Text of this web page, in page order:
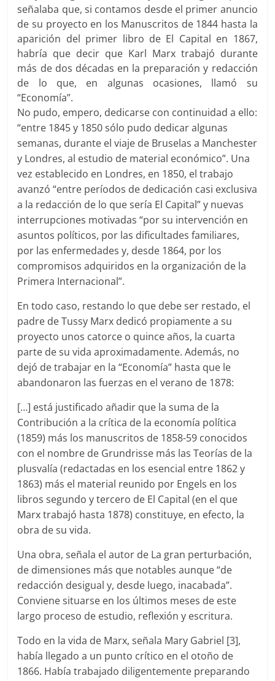
señalaba que, si contamos desde el primer anuncio
de su proyecto en los Manuscritos de 1844 hasta la
aparición del primer libro de El Capital en 1867,
habría que decir que Karl Marx trabajó durante
más de dos décadas en la preparación y redacción
de lo que, en algunas ocasiones, llamó su
“Economía”.
No pudo, empero, dedicarse con continuidad a ello:
“entre 1845 y 1850 sólo pudo dedicar algunas
semanas, durante el viaje de Bruselas a Manchester
y Londres, al estudio de material económico”. Una
vez establecido en Londres, en 1850, el trabajo
avanzó “entre períodos de dedicación casi exclusiva
a la redacción de lo que sería El Capital” y nuevas
interrupciones motivadas “por su intervención en
asuntos políticos, por las dificultades familiares,
por las enfermedades y, desde 1864, por los
compromisos adquiridos en la organización de la
Primera Internacional”.
En todo caso, restando lo que debe ser restado, el
padre de Tussy Marx dedicó propiamente a su
proyecto unos catorce o quince años, la cuarta
parte de su vida aproximadamente. Además, no
dejó de trabajar en la “Economía” hasta que le
abandonaron las fuerzas en el verano de 1878:
[…] está justificado añadir que la suma de la
Contribución a la crítica de la economía política
(1859) más los manuscritos de 1858-59 conocidos
con el nombre de Grundrisse más las Teorías de la
plusvalía (redactadas en los esencial entre 1862 y
1863) más el material reunido por Engels en los
libros segundo y tercero de El Capital (en el que
Marx trabajó hasta 1878) constituye, en efecto, la
obra de su vida.
Una obra, señala el autor de La gran perturbación,
de dimensiones más que notables aunque “de
redacción desigual y, desde luego, inacabada”.
Conviene situarse en los últimos meses de este
largo proceso de estudio, reflexión y escritura.
Todo en la vida de Marx, señala Mary Gabriel [3],
había llegado a un punto crítico en el otoño de
1866. Había trabajado diligentemente preparando